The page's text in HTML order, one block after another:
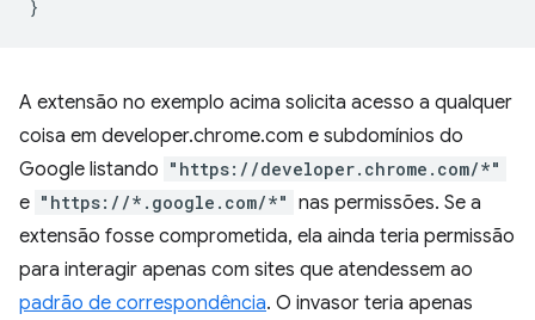
}
A extensão no exemplo acima solicita acesso a qualquer
coisa em developer.chrome.com e subdomínios do
Google listando "https://developer.chrome.com/*"
e "https://*.google.com/*" nas permissões. Se a
extensão fosse comprometida, ela ainda teria permissão
para interagir apenas com sites que atendessem ao
padrão de correspondência. O invasor teria apenas